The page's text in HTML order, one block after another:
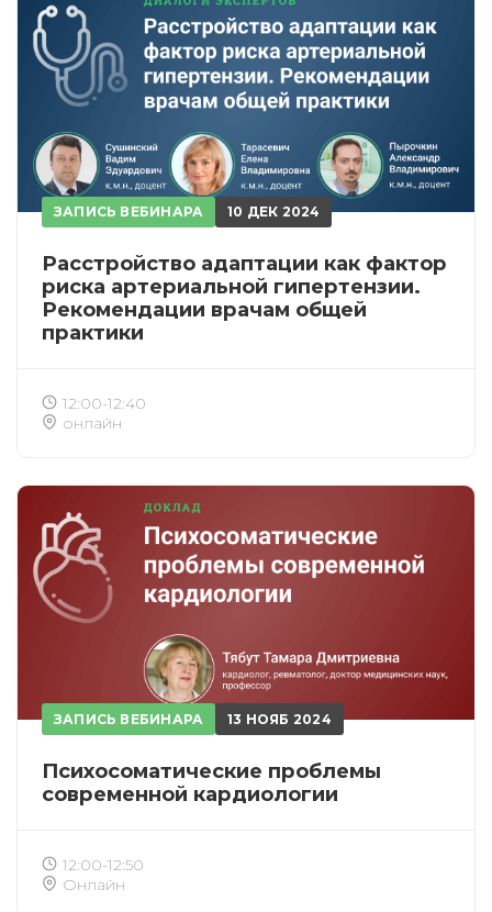
ЗАПИСЬ ВЕБИНАРА 10 ДЕК 2024
Расстройство адаптации как фактор
риска артериальной гипертензии.
Рекомендации врачам общей
практики
12:00-12:40
онлайн
ЗАПИСЬ ВЕБИНАРА 13 НОЯБ 2024
Психосоматические проблемы
современной кардиологии
12:00-12:50
Онлайн